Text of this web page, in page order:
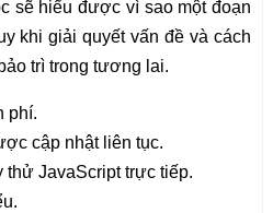
sẽ hiểu được vì sao một đoạn
khi giải quyết vấn đề và cách
trì trong tương lai.
phí.
cập nhật liên tục.
JavaScript trực tiếp.